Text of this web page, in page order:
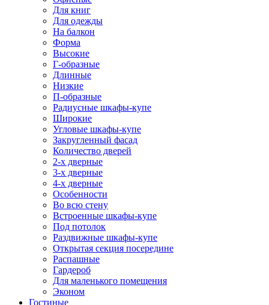
Для книг
Для одежды
На балкон
Форма
Высокие
Г-образные
Длинные
Низкие
П-образные
Радиусные шкафы-купе
Широкие
Угловые шкафы-купе
Закругленный фасад
Количество дверей
2-х дверные
3-х дверные
4-х дверные
Особенности
Во всю стену
Встроенные шкафы-купе
Под потолок
Раздвижные шкафы-купе
Открытая секция посередине
Распашные
Гардероб
Для маленького помещения
Эконом
Гостиные